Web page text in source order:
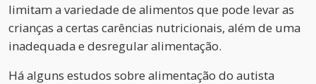
limitam a variedade de alimentos que pode levar as
crianças a certas carências nutricionais, além de uma
inadequada e desregular alimentação.
Há alguns estudos sobre alimentação do autista